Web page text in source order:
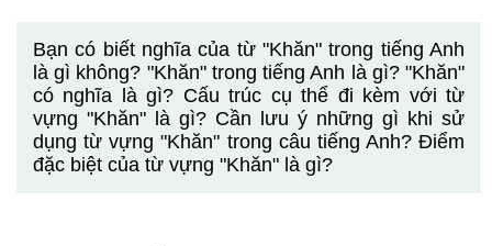
Bạn có biết nghĩa của từ "Khăn" trong tiếng Anh
là gì không? "Khăn" trong tiếng Anh là gì? "Khăn"
có nghĩa là gì? Cấu trúc cụ thể đi kèm với từ
vựng "Khăn" là gì? Cần lưu ý những gì khi sử
dụng từ vựng "Khăn" trong câu tiếng Anh? Điểm
đặc biệt của từ vựng "Khăn" là gì?